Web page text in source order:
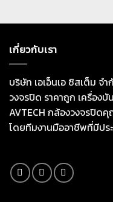
เกี่ยวกับเรา
บริษัท เอเอ็นเอ ซิสเต็ม จ
วงจรปิด ราคาถูก เครื่อง
AVTECH กล้องวงจรปิ
โดยทีมงานมืออาชีพที่มีปร